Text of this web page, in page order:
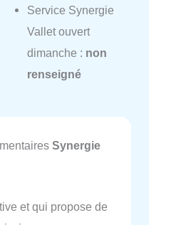
Service Synergie
Vallet ouvert
dimanche : non
renseigné
Synergie
et qui propose de